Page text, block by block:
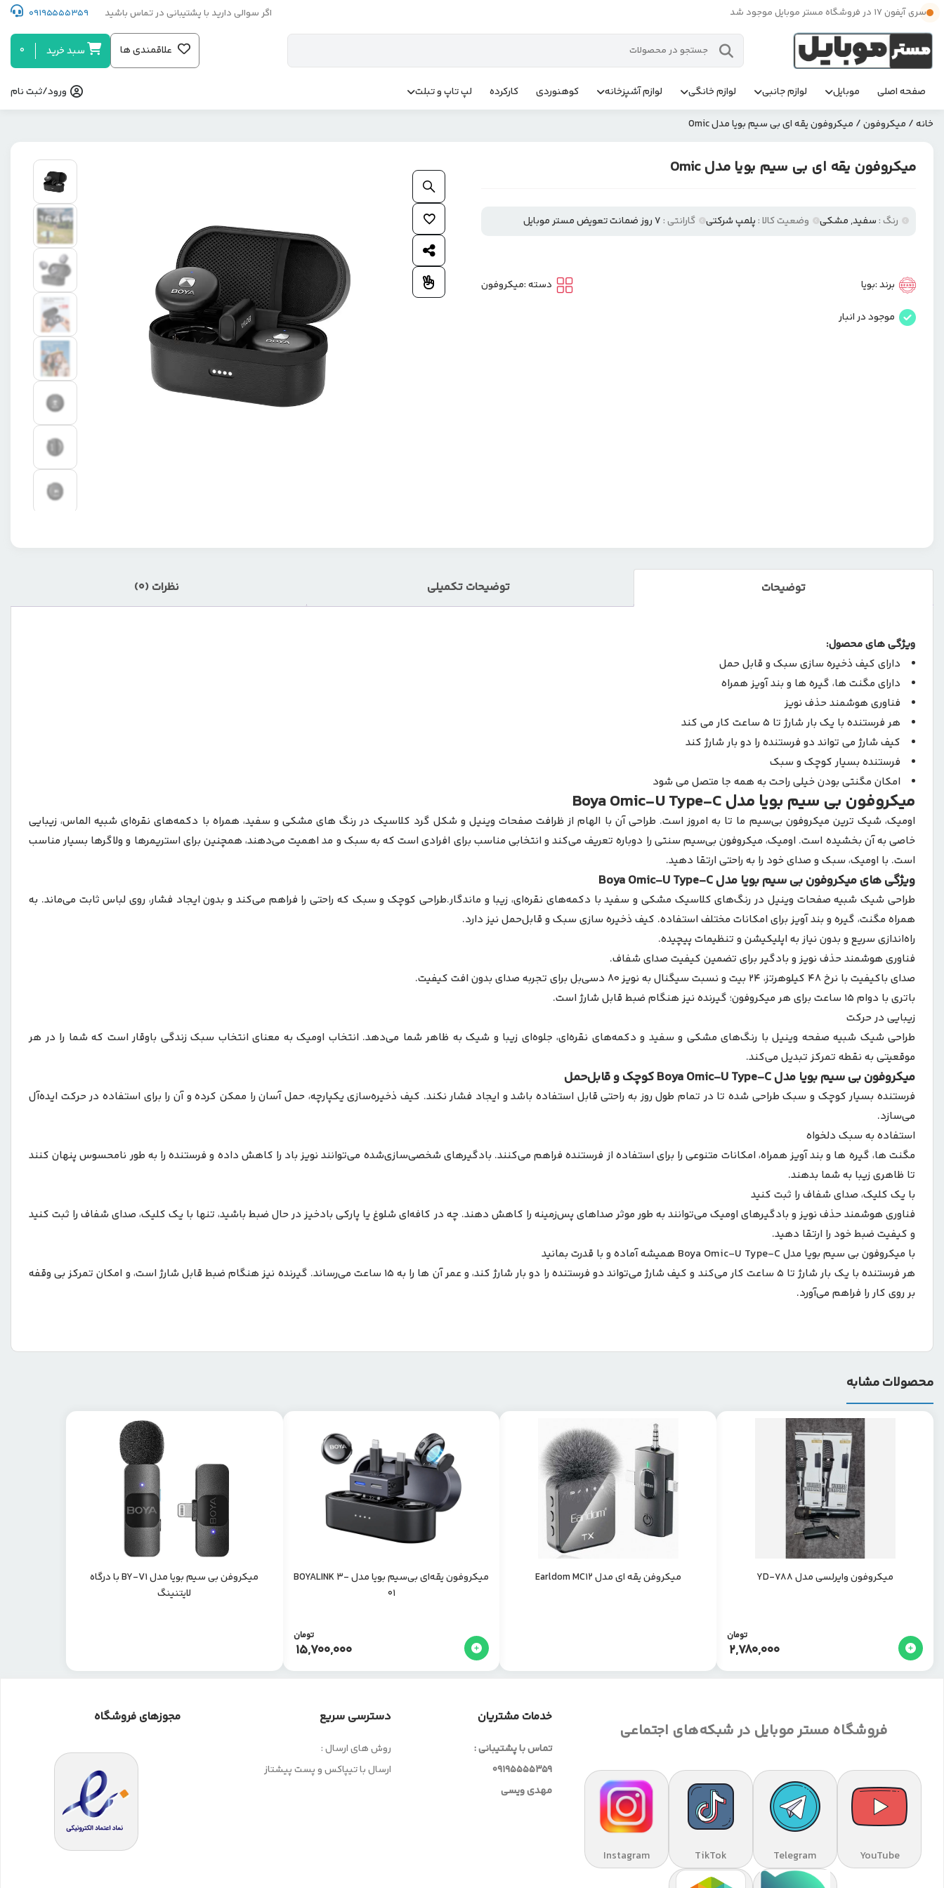
سری آیفون 17 در فروشگاه مستر موبایل موجود شد اگر سوالی دارید با پشتیبانی در تماس باشید 09195555359
علاقمندی ها سبد خرید 0
صفحه اصلی موبایل لوازم جانبی لوازم خانگی لوازم آشپزخانه کوهنوردی کارکرده لپ تاپ و تبلت ورود/ثبت نام
خانه/ میکروفون/ میکروفون یقه ای بی سیم بویا مدل Omic
میکروفون یقه ای بی سیم بویا مدل Omic
رنگ : سفید, مشکی وضعیت کالا : پلمپ شرکتی گارانتی : ۷ روز ضمانت تعویض مستر موبایل
برند :بویا
موجود در انبار
دسته :میکروفون
اشتراک گذاری محصول
افزودن به مقایسه
توضیحات توضیحات تکمیلی نظرات (0)
ویژگی های محصول:
دارای کیف ذخیره‌ سازی سبک و قابل‌ حمل
دارای مگنت‌ ها، گیره‌ ها و بند آویز همراه
فناوری هوشمند حذف نویز
هر فرستنده با یک بار شارژ تا ۵ ساعت کار می‌ کند
کیف شارژ می‌ تواند دو فرستنده را دو بار شارژ کند
فرستنده بسیار کوچک و سبک
امکان مگنتی بودن خیلی راحت به همه جا متصل می شود
میکروفون بی سیم بویا مدل Boya Omic-U Type-C
اومیک، شیک‌ ترین میکروفون بی‌سیم ما تا به امروز است. طراحی آن با الهام از ظرافت صفحات وینیل و شکل گرد کلاسیک در رنگ‌ های مشکی و سفید، همراه با دکمه‌های نقره‌ای شبیه الماس، زیبایی
خاصی به آن بخشیده است. اومیک، میکروفون بی‌سیم سنتی را دوباره تعریف می‌کند و انتخابی مناسب برای افرادی است که به سبک و مد اهمیت می‌دهند، همچنین برای استریمرها و ولاگرها بسیار مناسب
است. با اومیک، سبک و صدای خود را به راحتی ارتقا دهید.
ویژگی‌ های میکروفون بی سیم بویا مدل Boya Omic-U Type-C
طراحی شیک شبیه صفحات وینیل در رنگ‌های کلاسیک مشکی و سفید با دکمه‌های نقره‌ای، زیبا و ماندگار.طراحی کوچک و سبک که راحتی را فراهم می‌کند و بدون ایجاد فشار، روی لباس ثابت می‌ماند. به
همراه مگنت، گیره و بند آویز برای امکانات مختلف استفاده. کیف ذخیره‌ سازی سبک و قابل‌حمل نیز دارد.
راه‌اندازی سریع و بدون نیاز به اپلیکیشن و تنظیمات پیچیده.
فناوری هوشمند حذف نویز و بادگیر برای تضمین کیفیت صدای شفاف.
صدای باکیفیت با نرخ ۴۸ کیلوهرتز، ۲۴ بیت و نسبت سیگنال به نویز ۸۰ دسی‌بل برای تجربه صدای بدون افت کیفیت.
باتری با دوام ۱۵ ساعت برای هر میکروفون؛ گیرنده نیز هنگام ضبط قابل شارژ است.
زیبایی در حرکت
طراحی شیک شبیه صفحه وینیل با رنگ‌های مشکی و سفید و دکمه‌های نقره‌ای، جلوه‌ای زیبا و شیک به ظاهر شما می‌دهد. انتخاب اومیک به معنای انتخاب سبک زندگی باوقار است که شما را در هر
موقعیتی به نقطه تمرکز تبدیل می‌کند.
میکروفون بی سیم بویا مدل Boya Omic-U Type-C کوچک و قابل‌حمل
فرستنده بسیار کوچک و سبک طراحی شده تا در تمام طول روز به راحتی قابل استفاده باشد و ایجاد فشار نکند. کیف ذخیره‌سازی یکپارچه، حمل آسان را ممکن کرده و آن را برای استفاده در حرکت ایده‌آل
می‌سازد.
استفاده به سبک دلخواه
مگنت‌ ها، گیره‌ ها و بند آویز همراه، امکانات متنوعی را برای استفاده از فرستنده فراهم می‌کنند. بادگیرهای شخصی‌سازی‌شده می‌توانند نویز باد را کاهش داده و فرستنده را به طور نامحسوس پنهان کنند
تا ظاهری زیبا به شما بدهند.
با یک کلیک، صدای شفاف را ثبت کنید
فناوری هوشمند حذف نویز و بادگیرهای اومیک می‌توانند به طور موثر صداهای پس‌زمینه را کاهش دهند. چه در کافه‌ای شلوغ یا پارکی بادخیز در حال ضبط باشید، تنها با یک کلیک، صدای شفاف را ثبت کنید
و کیفیت ضبط خود را ارتقا دهید.
با میکروفون بی سیم بویا مدل Boya Omic-U Type-C همیشه آماده و با قدرت بمانید
هر فرستنده با یک بار شارژ تا ۵ ساعت کار می‌کند و کیف شارژ می‌تواند دو فرستنده را دو بار شارژ کند، و عمر آن‌ ها را به ۱۵ ساعت می‌رساند. گیرنده نیز هنگام ضبط قابل شارژ است، و امکان تمرکز بی‌ وقفه
بر روی کار را فراهم می‌آورد.
محصولات مشابه
میکروفون وایرلسی مدل YD-788
2,780,000
تومان
میکروفن یقه ای مدل Earldom MC12
میکروفون یقه‌ای بی‌سیم بویا مدل BOYALINK 3-
01
15,700,000
تومان
میکروفن بی سیم بویا مدل BY-V1 با درگاه
لایتنینگ
فروشگاه مستر موبایل در شبکه‌های اجتماعی
YouTube
Telegram
TikTok
Instagram
خدمات مشتریان
تماس با پشتیبانی :
09195555359
مهدی ویسی
دسترسی سریع
روش های ارسال :
ارسال با تیپاکس و پست پیشتاز
مجوزهای فروشگاه